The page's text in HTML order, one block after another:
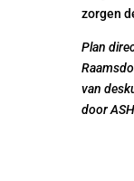
zorgen
Plan
van
door